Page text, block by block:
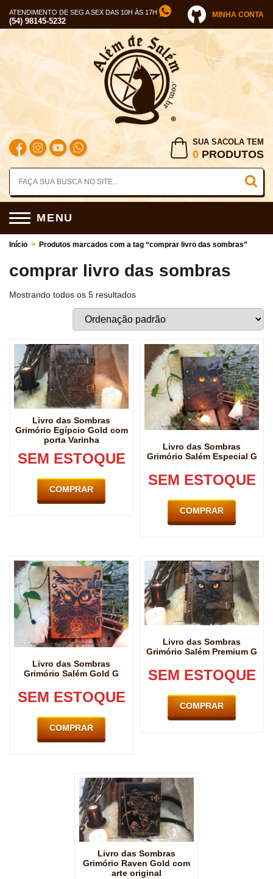
ATENDIMENTO DE SEG A SEX DAS 10H ÀS 17H
(54) 98145-5232
MINHA CONTA
SUA SACOLA TEM
0 PRODUTOS
MENU
Início > Produtos marcados com a tag “comprar livro das sombras”
comprar livro das sombras
Mostrando todos os 5 resultados
Livro das Sombras
Grimório Egípcio Gold com
porta Varinha
SEM ESTOQUE
COMPRAR
Livro das Sombras
Grimório Salém Especial G
SEM ESTOQUE
COMPRAR
Livro das Sombras
Grimório Salém Gold G
SEM ESTOQUE
COMPRAR
Livro das Sombras
Grimório Salém Premium G
SEM ESTOQUE
COMPRAR
Livro das Sombras
Grimório Raven Gold com
arte original